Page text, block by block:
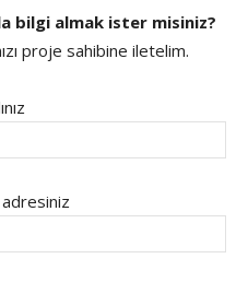
bilgi almak ister misiniz?
proje sahibine iletelim.